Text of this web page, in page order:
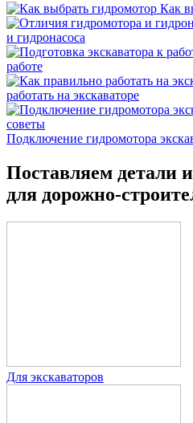
Как
и гидронасоса
работе
работать на экскаваторе
Подключение гидромотора
Поставляем детали
для дорожно-
Для экскаваторов